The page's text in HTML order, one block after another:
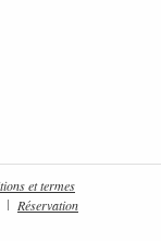
et termes
Réservation